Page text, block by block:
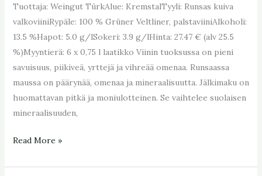
Tuottaja: Weingut TürkAlue: KremstalTyyli: Runsas kuiva
valkoviiniRypäle: 100 % Grüner Veltliner, palstaviiniAlkoholi:
13.5 %Hapot: 5.0 g/lSokeri: 3.9 g/lHinta: 27.47 € (alv 25.5
%)Myyntierä: 6 x 0,75 l laatikko Viinin tuoksussa on pieni
savuisuus, piikiveä, yrttejä ja vihreää omenaa. Runsaassa
maussa on päärynää, omenaa ja mineraalisuutta. Jälkimaku on
huomattavan pitkä ja moniulotteinen. Se vaihtelee suolaisen
mineraalisuuden,
Read More »